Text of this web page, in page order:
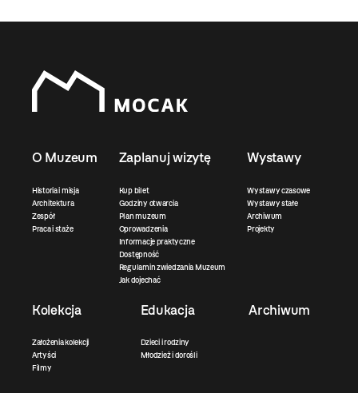
O Muzeum
Historia i misja
Architektura
Zespół
Praca i staże
Zaplanuj wizytę
Kup bilet
Godziny otwarcia
Plan muzeum
Oprowadzenia
Informacje praktyczne
Dostępność
Regulamin zwiedzania Muzeum
Jak dojechać
Wystawy
Wystawy czasowe
Wystawy stałe
Archiwum
Projekty
Kolekcja
Założenia kolekcji
Artyści
Filmy
Edukacja
Dzieci i rodziny
Młodzież i dorośli
Archiwum